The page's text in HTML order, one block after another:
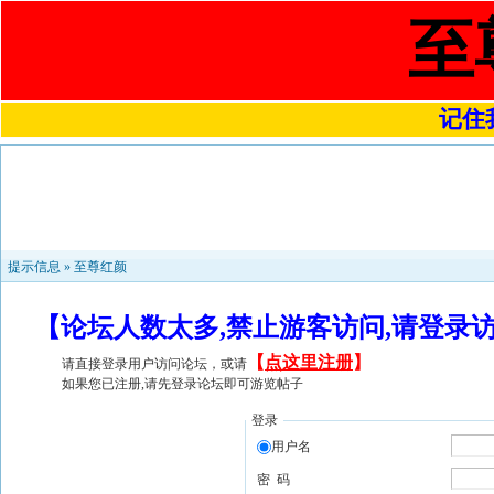
至
记住
提示信息 » 至尊红颜
【论坛人数太多,禁止游客访问,请登
请直接登录用户访问论坛，或请 【 点这里注册】
如果您已注册,请先登录论坛即可游览帖子
登录
用户名
密 码